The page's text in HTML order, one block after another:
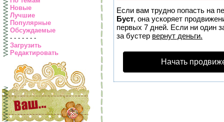
Новые
Лучшие
Популярные
Обсуждаемые
- - - - - - -
Загрузить
Редактировать
Если вам трудно попасть на
Буст, она ускоряет
первых 7 дней. Если ни один
за бустер вернут деньги.
Начать